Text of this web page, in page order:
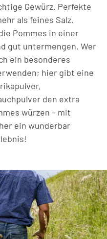
Gewürz. Perfekte
als feines Salz.
Pommes in einer
gut untermengen. Wer
ein besonderes
hier gibt eine
den extra
würzen – mit
ein wunderbar